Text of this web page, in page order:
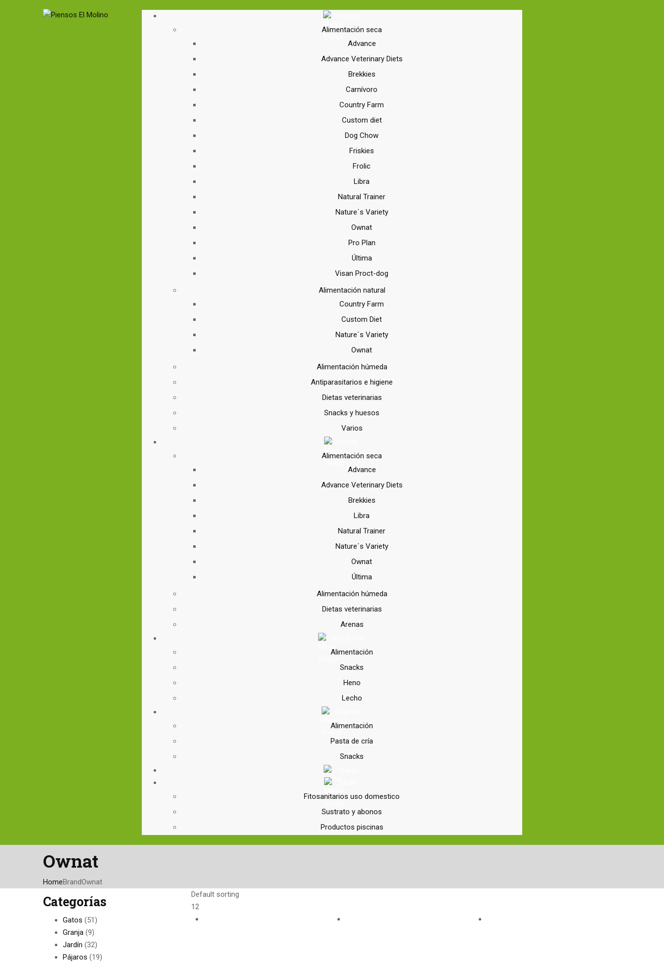
Alimentación seca
Advance
Advance Veterinary Diets
Brekkies
Carnívoro
Country Farm
Custom diet
Dog Chow
Friskies
Frolic
Libra
Natural Trainer
Nature´s Variety
Ownat
Pro Plan
Última
Visan Proct-dog
Alimentación natural
Country Farm
Custom Diet
Nature´s Variety
Ownat
Alimentación húmeda
Antiparasitarios e higiene
Dietas veterinarias
Snacks y huesos
Varios
Alimentación seca
Advance
Advance Veterinary Diets
Brekkies
Libra
Natural Trainer
Nature´s Variety
Ownat
Última
Alimentación húmeda
Dietas veterinarias
Arenas
Alimentación
Snacks
Heno
Lecho
Alimentación
Pasta de cría
Snacks
Fitosanitarios uso domestico
Sustrato y abonos
Productos piscinas
Ownat
HomeBrandOwnat
Categorías
Gatos (51)
Granja (9)
Jardín (32)
Pájaros (19)
Default sorting
12